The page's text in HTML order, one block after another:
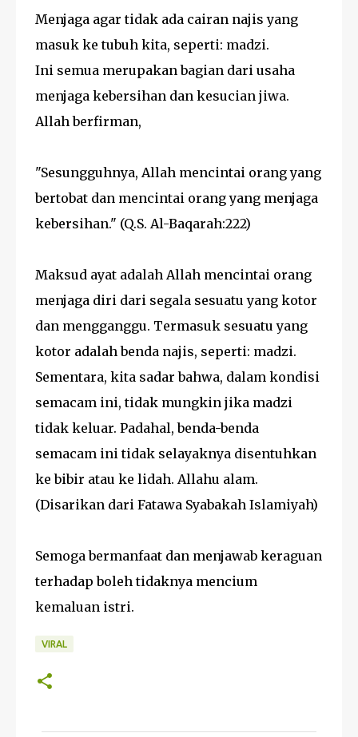
Menjaga agar tidak ada cairan najis yang
masuk ke tubuh kita, seperti: madzi.
Ini semua merupakan bagian dari usaha
menjaga kebersihan dan kesucian jiwa.
Allah berfirman,
"Sesungguhnya, Allah mencintai orang yang
bertobat dan mencintai orang yang menjaga
kebersihan." (Q.S. Al-Baqarah:222)
Maksud ayat adalah Allah mencintai orang
menjaga diri dari segala sesuatu yang kotor
dan mengganggu. Termasuk sesuatu yang
kotor adalah benda najis, seperti: madzi.
Sementara, kita sadar bahwa, dalam kondisi
semacam ini, tidak mungkin jika madzi
tidak keluar. Padahal, benda-benda
semacam ini tidak selayaknya disentuhkan
ke bibir atau ke lidah. Allahu alam.
(Disarikan dari Fatawa Syabakah Islamiyah)
Semoga bermanfaat dan menjawab keraguan
terhadap boleh tidaknya mencium
kemaluan istri.
VIRAL